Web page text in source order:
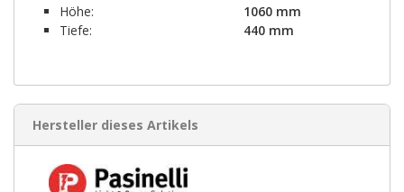
Höhe:
1060 mm
Tiefe:
440 mm
Hersteller dieses Artikels